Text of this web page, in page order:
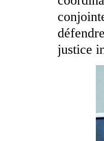
justice